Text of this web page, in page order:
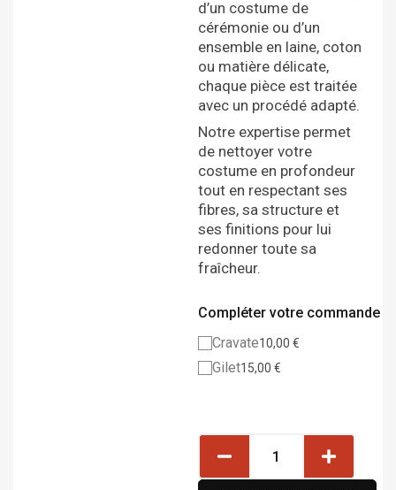
d’un costume de
cérémonie ou d’un
ensemble en laine, coton
ou matière délicate,
chaque pièce est traitée
avec un procédé adapté.
Notre expertise permet
de nettoyer votre
costume en profondeur
tout en respectant ses
fibres, sa structure et
ses finitions pour lui
redonner toute sa
fraîcheur.
Compléter votre commande
Cravate10,00 €
Gilet15,00 €